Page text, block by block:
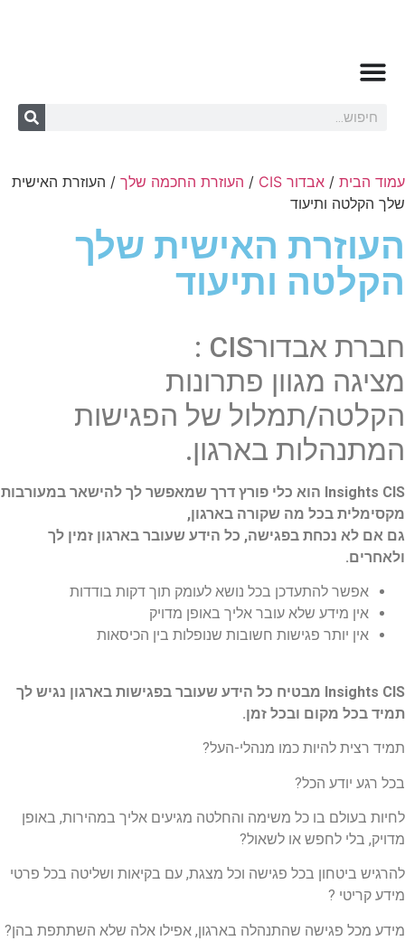
עמוד הבית / אבדור CIS / העוזרת החכמה שלך / העוזרת האישית
שלך הקלטה ותיעוד
העוזרת האישית שלך
הקלטה ותיעוד
חברת אבדורCIS :
מציגה מגוון פתרונות
הקלטה/תמלול של הפגישות
המתנהלות בארגון.
Insights CIS הוא כלי פורץ דרך שמאפשר לך להישאר במעורבות
מקסימלית בכל מה שקורה בארגון,
גם אם לא נכחת בפגישה, כל הידע שעובר בארגון זמין לך
ולאחרים.
אפשר להתעדכן בכל נושא לעומק תוך דקות בודדות
אין מידע שלא עובר אליך באופן מדויק
אין יותר פגישות חשובות שנופלות בין הכיסאות
Insights CIS מבטיח כל הידע שעובר בפגישות בארגון נגיש לך
תמיד בכל מקום ובכל זמן.
תמיד רצית להיות כמו מנהלי-העל?
בכל רגע יודע הכל?
לחיות בעולם בו כל משימה והחלטה מגיעים אליך במהירות, באופן
מדויק, בלי לחפש או לשאול?
להרגיש ביטחון בכל פגישה וכל מצגת, עם בקיאות ושליטה בכל פרטי
מידע קריטי ?
מידע מכל פגישה שהתנהלה בארגון, אפילו אלה שלא השתתפת בהן?